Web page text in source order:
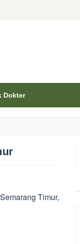
Dokter
Timur,